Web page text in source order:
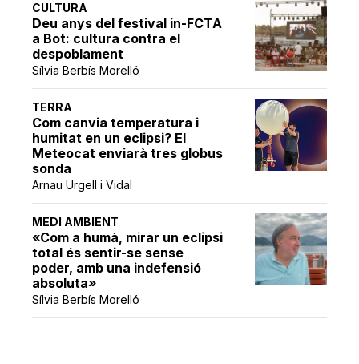
CULTURA
Deu anys del festival in-FCTA
a Bot: cultura contra el
despoblament
Sílvia Berbís Morelló
TERRA
Com canvia temperatura i
humitat en un eclipsi? El
Meteocat enviarà tres globus
sonda
Arnau Urgell i Vidal
MEDI AMBIENT
«Com a humà, mirar un eclipsi
total és sentir-se sense
poder, amb una indefensió
absoluta»
Sílvia Berbís Morelló